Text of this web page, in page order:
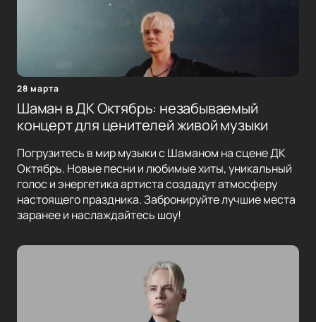
28 марта
Шаман в ДК Октябрь: незабываемый
концерт для ценителей живой музыки
Погрузитесь в мир музыки с Шаманом на сцене ДК
Октябрь. Новые песни и любимые хиты, уникальный
голос и энергетика артиста создадут атмосферу
настоящего праздника. Забронируйте лучшие места
заранее и наслаждайтесь шоу!